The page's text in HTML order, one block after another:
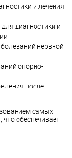
и лечения
диагностики и
нервной
опорно-
после
самых
обеспечивает